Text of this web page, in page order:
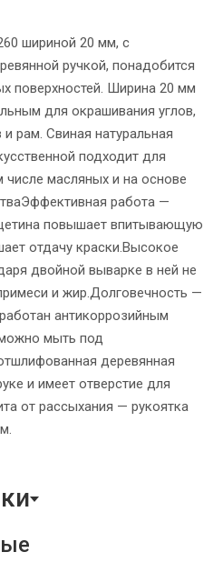
шириной 20 мм, с
ручкой, понадобится
поверхностей. Ширина 20 мм
для окрашивания углов,
рам. Свиная натуральная
подходит для
числе масляных и на основе
работа —
повышает впитывающую
отдачу краски.Высокое
двойной выварке в ней не
и жир.Долговечность —
антикоррозийным
мыть под
деревянная
и имеет отверстие для
от рассыхания — рукоятка